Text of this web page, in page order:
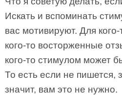
Искать и вспоминать
вас мотивируют. Для
кого-то восторженные
кого-то стимулом может
То есть если не пишется,
значит, вам это не нужно.